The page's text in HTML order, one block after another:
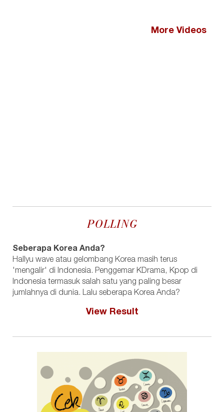
More Videos
POLLING
Seberapa Korea Anda?
Hallyu wave atau gelombang Korea masih terus
'mengalir' di Indonesia. Penggemar KDrama, Kpop di
Indonesia termasuk salah satu yang paling besar
jumlahnya di dunia. Lalu seberapa Korea Anda?
View Result